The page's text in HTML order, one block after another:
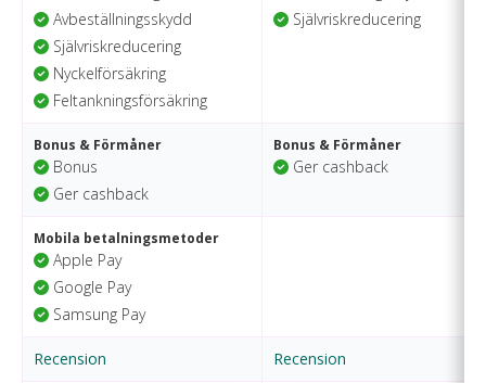
Avbeställningsskydd
Självriskreducering
Nyckelförsäkring
Feltankningsförsäkring
Självriskreducering
Bonus & Förmåner
Bonus
Ger cashback
Bonus & Förmåner
Ger cashback
Mobila betalningsmetoder
Apple Pay
Google Pay
Samsung Pay
Recension Recension